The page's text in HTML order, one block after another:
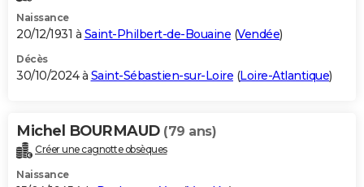
Naissance
20/12/1931 à Saint-Philbert-de-Bouaine (Vendée)
Décès
30/10/2024 à Saint-Sébastien-sur-Loire (Loire-Atlantique)
Michel BOURMAUD (79 ans)
Créer une cagnotte obsèques
Naissance